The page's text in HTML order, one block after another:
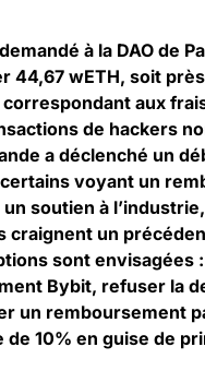
à la DAO de
44,67 wETH, soit
aux
de hackers
a déclenché un
certains voyant un
soutien à
craignent un
sont envisagées
Bybit, refuser la
un remboursement
de 10% en guise de